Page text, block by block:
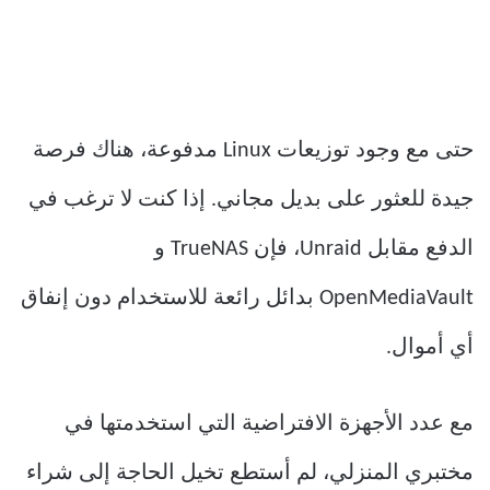
حتى مع وجود توزيعات Linux مدفوعة، هناك فرصة
جيدة للعثور على بديل مجاني. إذا كنت لا ترغب في
الدفع مقابل Unraid، فإن TrueNAS و
OpenMediaVault بدائل رائعة للاستخدام دون إنفاق
أي أموال.
مع عدد الأجهزة الافتراضية التي استخدمتها في
مختبري المنزلي، لم أستطع تخيل الحاجة إلى شراء